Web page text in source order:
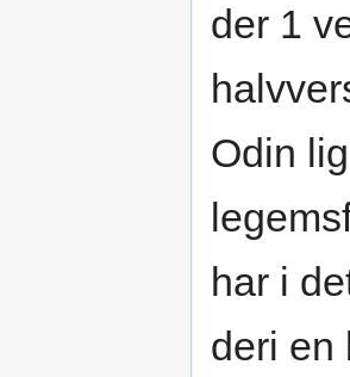
der 1
Odin
har i
deri en